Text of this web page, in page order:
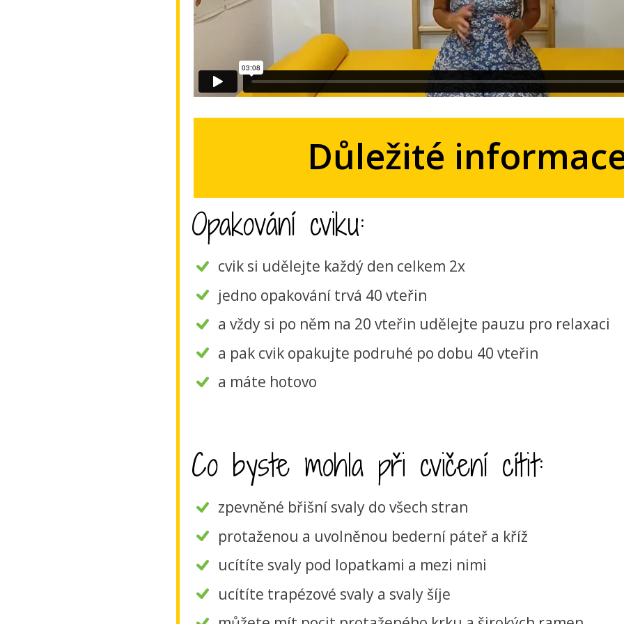
Důležité
Opakování cviku:
cvik si udělejte každý den celkem 2x
jedno opakování trvá 40 vteřin
a vždy si po něm na 20 vteřin udělejte pauzu pro relaxaci
a pak cvik opakujte podruhé po dobu 40 vteřin
a máte hotovo
Co byste mohla při cvičení cítit:
zpevněné břišní svaly do všech stran
protaženou a uvolněnou bederní páteř a kříž
ucítíte svaly pod lopatkami a mezi nimi
ucítíte trapézové svaly a svaly šíje